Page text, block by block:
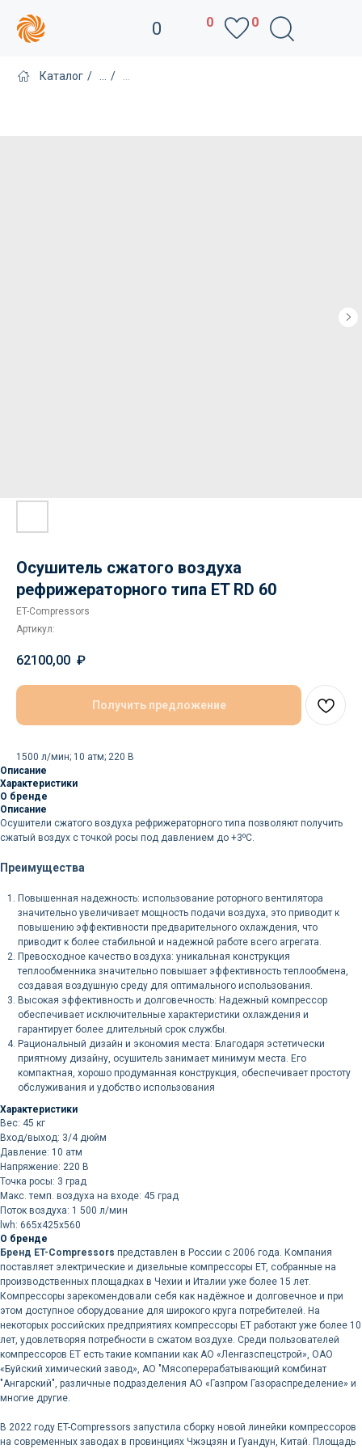
Каталог / /
Осушитель сжатого воздуха
рефрижераторного типа ET RD 60
ET-Compressors
Артикул:
62100,00 ₽
Получить предложение
1500 л/мин; 10 атм; 220 В
Описание
Характеристики
О бренде
Описание
Осушители сжатого воздуха рефрижераторного типа позволяют получить
сжатый воздух с точкой росы под давлением до +3⁰С.
Преимущества
Повышенная надежность: использование роторного вентилятора
значительно увеличивает мощность подачи воздуха, это приводит к
повышению эффективности предварительного охлаждения, что
приводит к более стабильной и надежной работе всего агрегата.
Превосходное качество воздуха: уникальная конструкция
теплообменника значительно повышает эффективность теплообмена,
создавая воздушную среду для оптимального использования.
Высокая эффективность и долговечность: Надежный компрессор
обеспечивает исключительные характеристики охлаждения и
гарантирует более длительный срок службы.
Рациональный дизайн и экономия места: Благодаря эстетически
приятному дизайну, осушитель занимает минимум места. Его
компактная, хорошо продуманная конструкция, обеспечивает простоту
обслуживания и удобство использования
Характеристики
Вес: 45 кг
Вход/выход: 3/4 дюйм
Давление: 10 атм
Напряжение: 220 В
Точка росы: 3 град
Макс. темп. воздуха на входе: 45 град
Поток воздуха: 1 500 л/мин
lwh: 665x425x560
О бренде
Бренд ET-Compressors представлен в России с 2006 года. Компания
поставляет электрические и дизельные компрессоры ET, собранные на
производственных площадках в Чехии и Италии уже более 15 лет.
Компрессоры зарекомендовали себя как надёжное и долговечное и при
этом доступное оборудование для широкого круга потребителей. На
некоторых российских предприятиях компрессоры ET работают уже более 10
лет, удовлетворяя потребности в сжатом воздухе. Среди пользователей
компрессоров ET есть такие компании как АО «Ленгазспецстрой», ОАО
«Буйский химический завод», АО "Мясоперерабатывающий комбинат
"Ангарский", различные подразделения АО «Газпром Газораспределение» и
многие другие.
В 2022 году ET-Compressors запустила сборку новой линейки компрессоров
на современных заводах в провинциях Чжэцзян и Гуандун, Китай. Площадь